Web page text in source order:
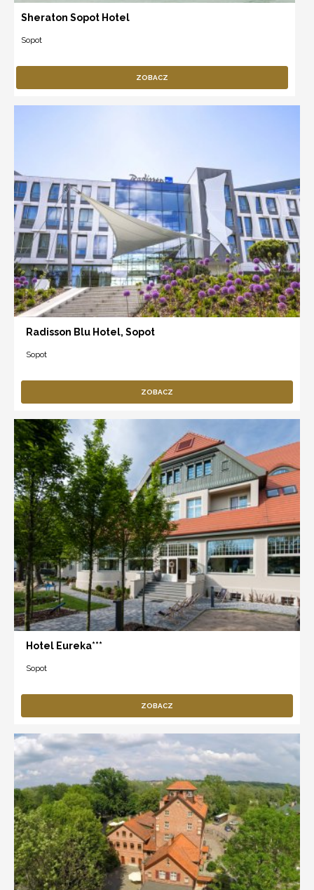
Sheraton Sopot Hotel
Sopot
ZOBACZ
Radisson Blu Hotel, Sopot
Sopot
ZOBACZ
Hotel Eureka***
Sopot
ZOBACZ